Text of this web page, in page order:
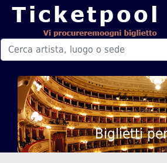
Biglietti